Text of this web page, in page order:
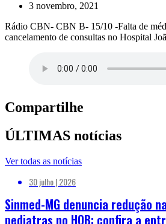
3 novembro, 2021
Rádio CBN- CBN B- 15/10 -Falta de
cancelamento de consultas no Hospital
Compartilhe
ÚLTIMAS notícias
Ver todas as notícias
30 julho | 2026
Sinmed-MG denuncia redução
pediatras no HOB: confira a